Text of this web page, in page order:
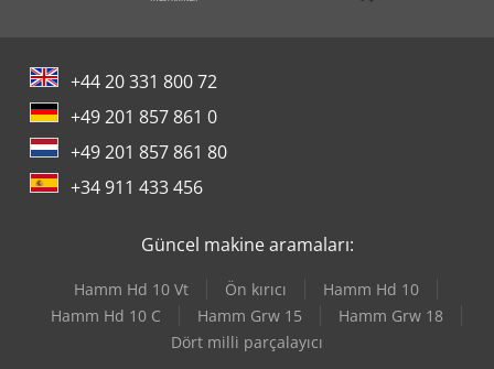
+44 20 331 800 72
+49 201 857 861 0
+49 201 857 861 80
+34 911 433 456
Güncel makine aramaları:
Hamm Hd 10 Vt Ön kırıcı
Hamm Hd 10
Hamm Hd 10 C
Hamm Grw 15
Hamm Grw 18
Dört milli parçalayıcı